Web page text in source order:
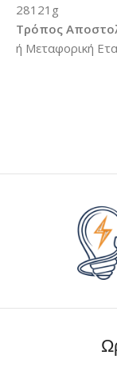
28121g
Τρόπος
ή Μεταφορική